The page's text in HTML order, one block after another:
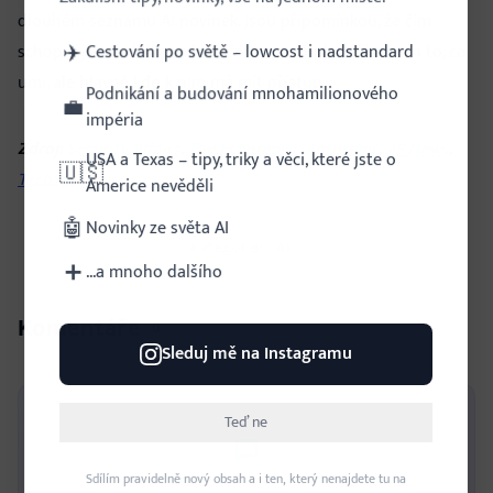
dlouhém seznamu AI novinek. Jsou připomínkou, že čím
schopnější modely vznikají, tím víc se bude řešit nejen to, co
umí, ale hlavně kdo k nim má mít přístup.
Zdroj: Security Affairs The Economist, Anthropic, AP News
TechSpot
Komentáře 0
✈️ Cestování po světě – lowcost i nadstandard
💼Podnikání a budování mnohamilionového
impéria
🇺🇸USA a Texas – tipy, triky a věci, které jste o
Americe nevěděli
🤖 Novinky ze světa AI
➕...a mnoho dalšího
Sleduj mě na Instagramu
Teď ne
Sdílím pravidelně nový obsah a i ten, který nenajdete tu na